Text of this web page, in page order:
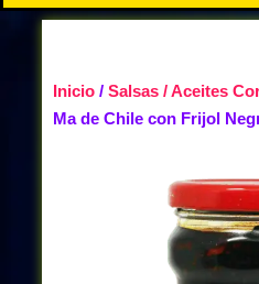
Inicio / Salsas / Aceites
Ma de Chile con Frijol